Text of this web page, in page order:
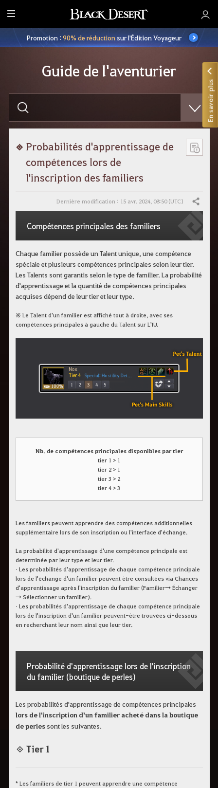
M
e
n
Promotion :90% de réductionsur l'Édition Voyageur
Guide de l'aventurier
s
i
Probabilités d'apprentissage de
compétences lors de
l'inscription des familiers
Dernière modification : 15 avr. 2024, 08:50 (UTC) Partager
Compétences principales des familiers
Chaque familier possède un Talent unique, une compétence
spéciale et plusieurs compétences principales selon leur tier.
Les Talents sont garantis selon le type de familier. La probabilité
d'apprentissage et la quantité de compétences principales
acquises dépend de leur tier et leur type.
※ Le Talent d'un familier est affiché tout à droite, avec ses
compétences principales à gauche du Talent sur L'IU.
Nb. de compétences principales disponibles par tier
tier 1 > 1
tier 2 > 1
tier 3 > 2
tier 4 > 3
Les familiers peuvent apprendre des compétences additionnelles
supplémentaire lors de son inscription ou l'interface d'échange.
La probabilité d'apprentissage d'une compétence principale est
determinée par leur type et leur tier.
• Les probabilités d'apprentissage de chaque compétence principale
lors de l'échange d'un familier peuvent être consultées via Chances
d'apprentissage après l'inscription du familier (Familier→ Échanger
→ Sélectionner un familier).
• Les probabilités d'apprentissage de chaque compétence principale
lors de l'inscription d'un familier peuvent-être trouvées ci-dessous
en recherchant leur nom ainsi que leur tier.
Probabilité d'apprentissage lors de l'inscription
du familier (boutique de perles)
Les probabilités d'apprentissage de compétences principales
lors de l'inscription d'un familier acheté dans la boutique
de perlessont les suivantes.
◈ Tier 1
* Les familiers de tier 1 peuvent apprendre une compétence
En savoir plus